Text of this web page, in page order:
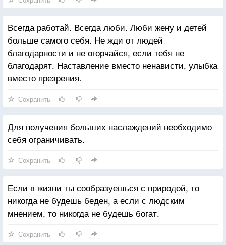
Всегда работай. Всегда люби. Люби жену и детей
больше самого себя. Не жди от людей
благодарности и не огорчайся, если тебя не
благодарят. Наставление вместо ненависти, улыбка
вместо презрения.
Сохранить
Для получения больших наслаждений необходимо
себя ограничивать.
Сохранить
Если в жизни ты сообразуешься с природой, то
никогда не будешь беден, а если с людским
мнением, то никогда не будешь богат.
Сохранить